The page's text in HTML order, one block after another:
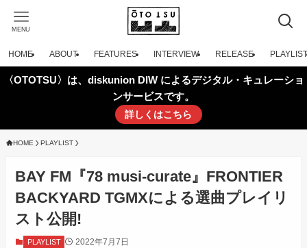
MENU
HOME ABOUT FEATURES INTERVIEW RELEASE PLAYLIST
〈OTOTSU〉は、diskunion DIW によるデジタル・キュレーショ
ンサービスです。
詳しくはこちら
HOME PLAYLIST
BAY FM『78 musi-curate』FRONTIER
BACKYARD TGMXによる選曲プレイリ
スト公開!
PLAYLIST 2022年7月7日